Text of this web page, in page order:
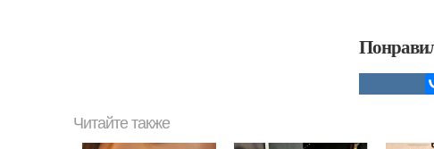
Читайте также